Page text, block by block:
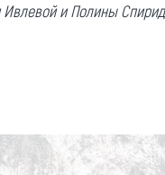
и Полины